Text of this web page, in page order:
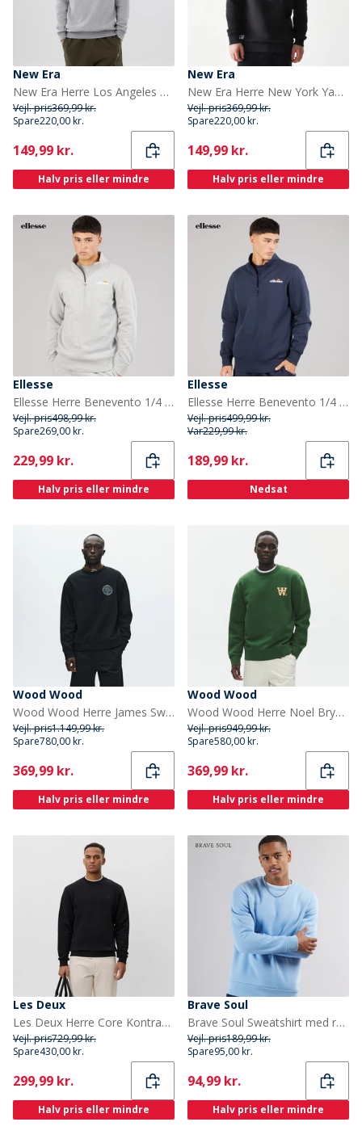
New Era
New Era Herre Los Angeles Dodgers Sweatshirt Grey Med
Vejl. pris369,99 kr.
Spare220,00 kr.
Current
149,99 kr.
Halv pris eller mindre
New Era
New Era Herre New York Yankees Sweatshirt Sort
Vejl. pris369,99 kr.
Spare220,00 kr.
Current
149,99 kr.
Halv pris eller mindre
Ellesse
Ellesse Herre Benevento 1/4 Zip Sweatshirt Light Grey Marl
Vejl. pris498,99 kr.
Spare269,00 kr.
Current
229,99 kr.
Halv pris eller mindre
Ellesse
Ellesse Herre Benevento 1/4 Zip Sweatshirt Navy
Vejl. pris499,99 kr.
Var229,99 kr.
Current
189,99 kr.
Nedsat
Wood Wood
Wood Wood Herre James Sweatshirt Sort
Vejl. pris1.149,99 kr.
Spare780,00 kr.
Current
369,99 kr.
Halv pris eller mindre
Wood Wood
Wood Wood Herre Noel Brystprint Sweatshirt Eden
Vejl. pris949,99 kr.
Spare580,00 kr.
Current
369,99 kr.
Halv pris eller mindre
Les Deux
Les Deux Herre Core Kontrast Sweatshirt Sort
Vejl. pris729,99 kr.
Spare430,00 kr.
Current
299,99 kr.
Halv pris eller mindre
Brave Soul
Brave Soul Sweatshirt med rund hals til Herre Arktisk Blå
Vejl. pris189,99 kr.
Spare95,00 kr.
Current
94,99 kr.
Halv pris eller mindre